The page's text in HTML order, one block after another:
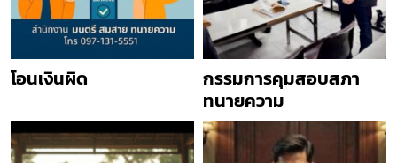
โอนเงินผิด
กรรมการคุมสอบสภา
ทนายความ